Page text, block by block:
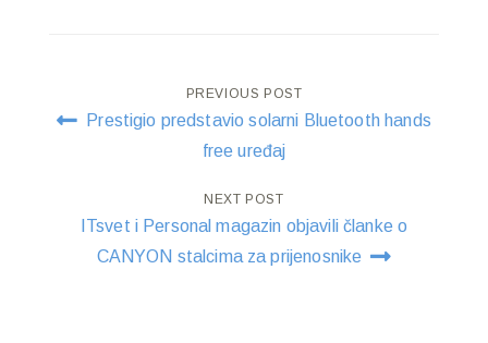
Post
navigation
PREVIOUS POST
Prestigio predstavio solarni Bluetooth hands
free uređaj
NEXT POST
ITsvet i Personal magazin objavili članke o
CANYON stalcima za prijenosnike